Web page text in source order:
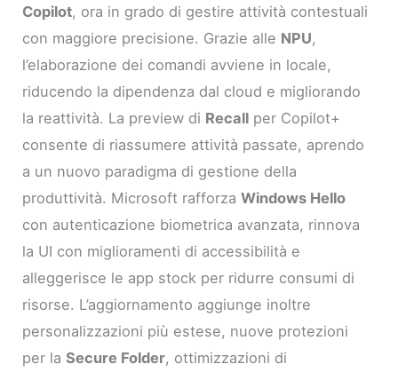
Copilot, ora in grado di gestire attività contestuali
con maggiore precisione. Grazie alle NPU,
l’elaborazione dei comandi avviene in locale,
riducendo la dipendenza dal cloud e migliorando
la reattività. La preview di Recall per Copilot+
consente di riassumere attività passate, aprendo
a un nuovo paradigma di gestione della
produttività. Microsoft rafforzaWindows Hello
con autenticazione biometrica avanzata, rinnova
la UI con miglioramenti di accessibilità e
alleggerisce le app stock per ridurre consumi di
risorse. L’aggiornamento aggiunge inoltre
personalizzazioni più estese, nuove protezioni
per laSecure Folder, ottimizzazioni di